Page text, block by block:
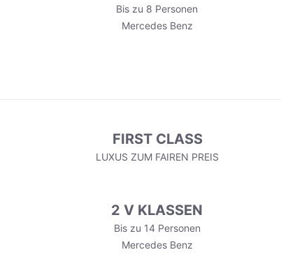
Bis zu 8 Personen
Mercedes Benz
FIRST CLASS
LUXUS ZUM FAIREN PREIS
2 V KLASSEN
Bis zu 14 Personen
Mercedes Benz